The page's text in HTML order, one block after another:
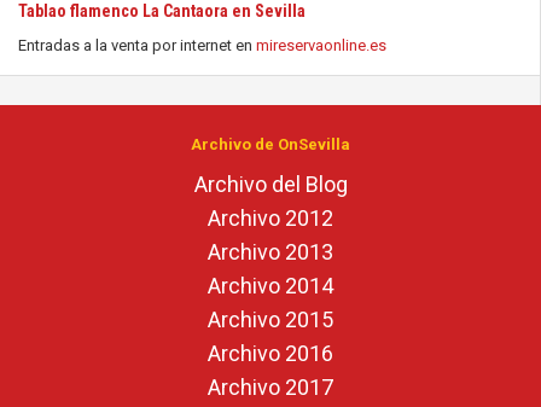
Tablao flamenco La Cantaora en Sevilla
Entradas a la venta por internet en mireservaonline.es
Archivo de OnSevilla
Archivo del Blog
Archivo 2012
Archivo 2013
Archivo 2014
Archivo 2015
Archivo 2016
Archivo 2017